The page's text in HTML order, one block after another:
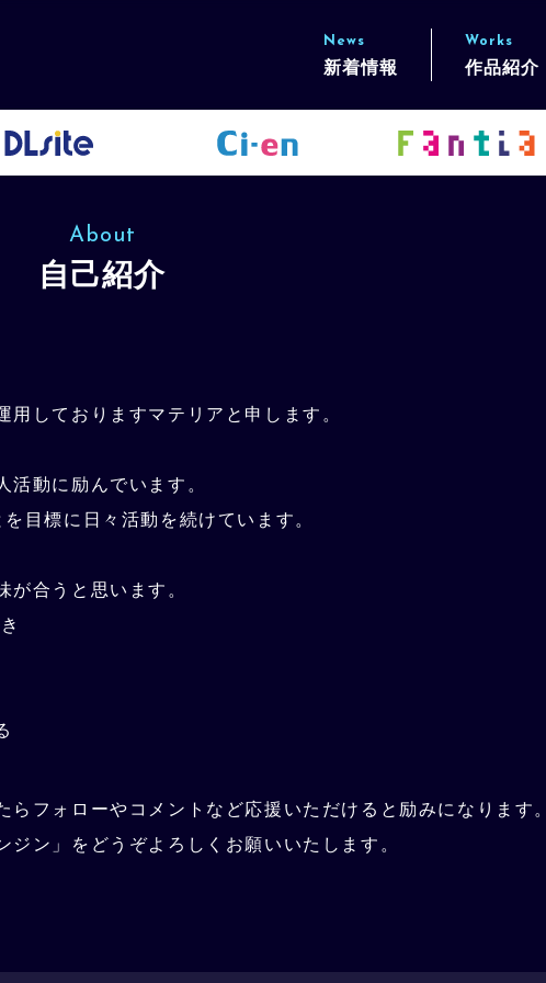
News
新着情報
Works
作品紹介
About
自己紹介
しておりますマテリアと申します。
活動に励んでいます。
目標に日々活動を続けています。
が合うと思います。
らフォローやコメントなど応援いただけると励みになります。
ン」をどうぞよろしくお願いいたします。